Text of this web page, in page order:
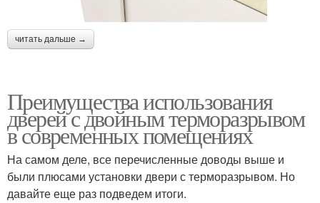
читать дальше →
Преимущества использования
дверей с двойным терморазрывом
в современных помещениях
На самом деле, все перечисленные доводы выше и
были плюсами установки двери с терморазрывом. Но
давайте еще раз подведем итоги.